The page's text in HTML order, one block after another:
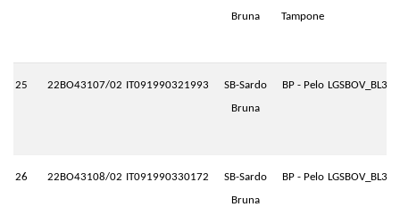
Bruna
Tampone
25 22BO43107/02 IT091990321993
SB-Sardo
Bruna
BP - Pelo LGSBOV_BL3.P
26 22BO43108/02 IT091990330172
SB-Sardo
Bruna
BP - Pelo LGSBOV_BL3.P